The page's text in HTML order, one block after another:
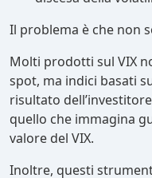
Il problema è che non
Molti prodotti sul VIX
spot, ma indici basati
risultato
quello che immagina
valore del VIX.
Inoltre, questi